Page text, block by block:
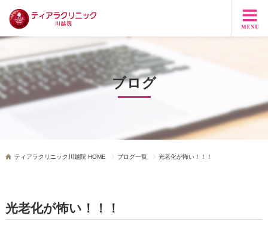
ブログ
ティアラクリニック川越院 HOME ブログ一覧 光老化が怖い！！！
光老化が怖い！！！